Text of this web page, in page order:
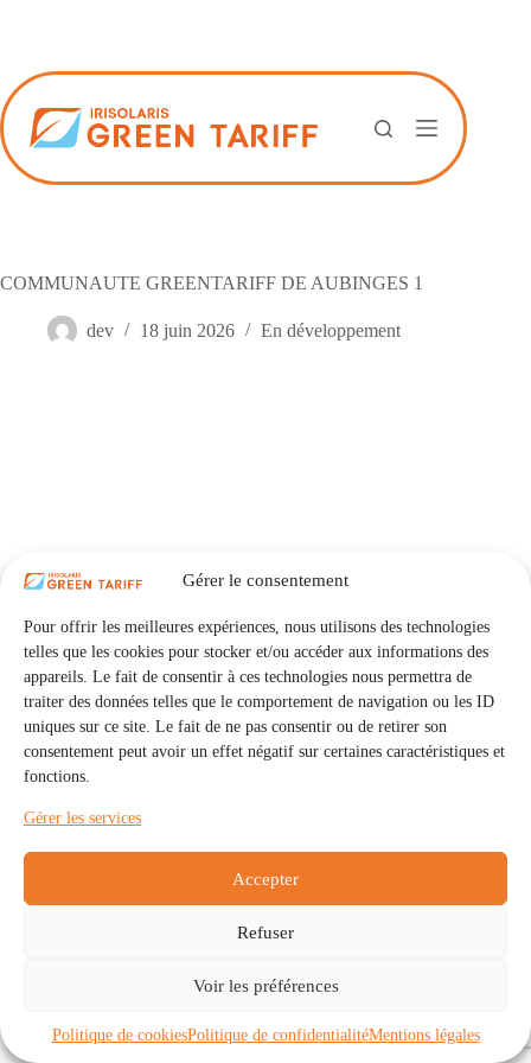
Gérer le consentement
Pour offrir les meilleures expériences, nous utilisons des technologies
telles que les cookies pour stocker et/ou accéder aux informations des
appareils. Le fait de consentir à ces technologies nous permettra de
traiter des données telles que le comportement de navigation ou les ID
uniques sur ce site. Le fait de ne pas consentir ou de retirer son
consentement peut avoir un effet négatif sur certaines caractéristiques et
fonctions.
Gérer les services
Accepter
Refuser
Voir les préférences
Politique de cookiesPolitique de confidentialitéMentions légales
COMMUNAUTE GREENTARIFF DE AUBINGES 1
dev 18 juin 2026 En développement
Communautés
À propos
Politique de cookies (UE)